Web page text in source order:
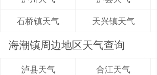
石桥镇天气 天兴镇天气
海潮镇周边地区天气查询
泸县天气 合江天气